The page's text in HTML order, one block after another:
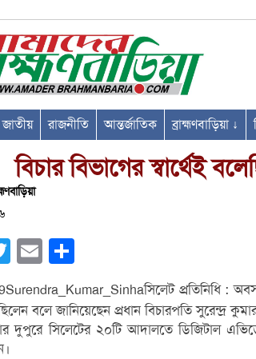
জাতীয় রাজনীতি আন্তর্জাতিক ব্রাহ্মণবাড়িয়া ↓
বিচার বিভাগের স্বার্থেই
Twitter Email
সিলেট প্রতিনিধি :
বলে জানিয়েছেন প্রধান বিচারপতি সুরেন্দ্র
সিলেটের ২০টি আদালতে ডিজিটাল